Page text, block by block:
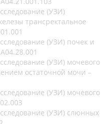
(УЗИ)
трансректальное
(УЗИ) почек и
(УЗИ) мочевого
остаточной мочи –
(УЗИ) мочевого
(УЗИ) слюнных